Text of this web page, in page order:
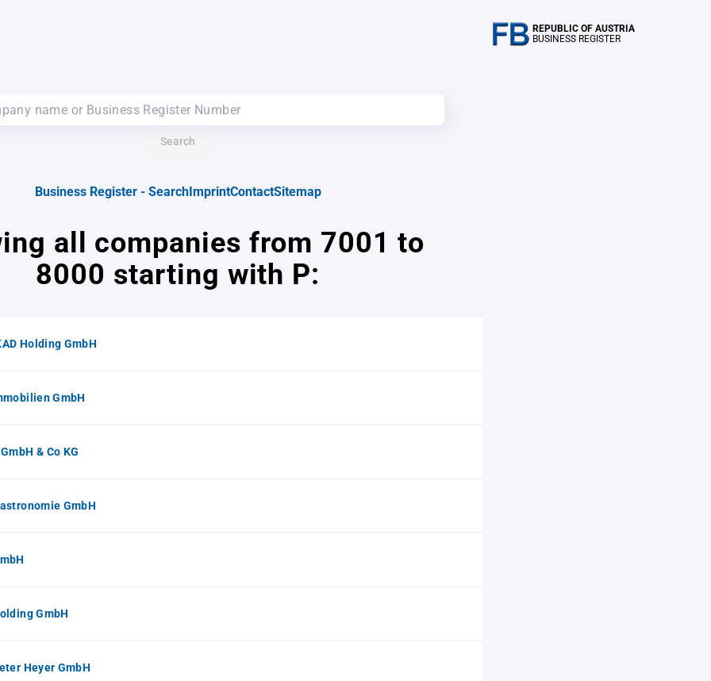
REPUBLIC OF AUSTRIA
BUSINESS REGISTER
Search
Business Register - SearchImprintContactSitemap
all companies from 7001 to
8000 starting with P:
Holding GmbH
GmbH
& Co KG
GmbH
GmbH
Heyer GmbH